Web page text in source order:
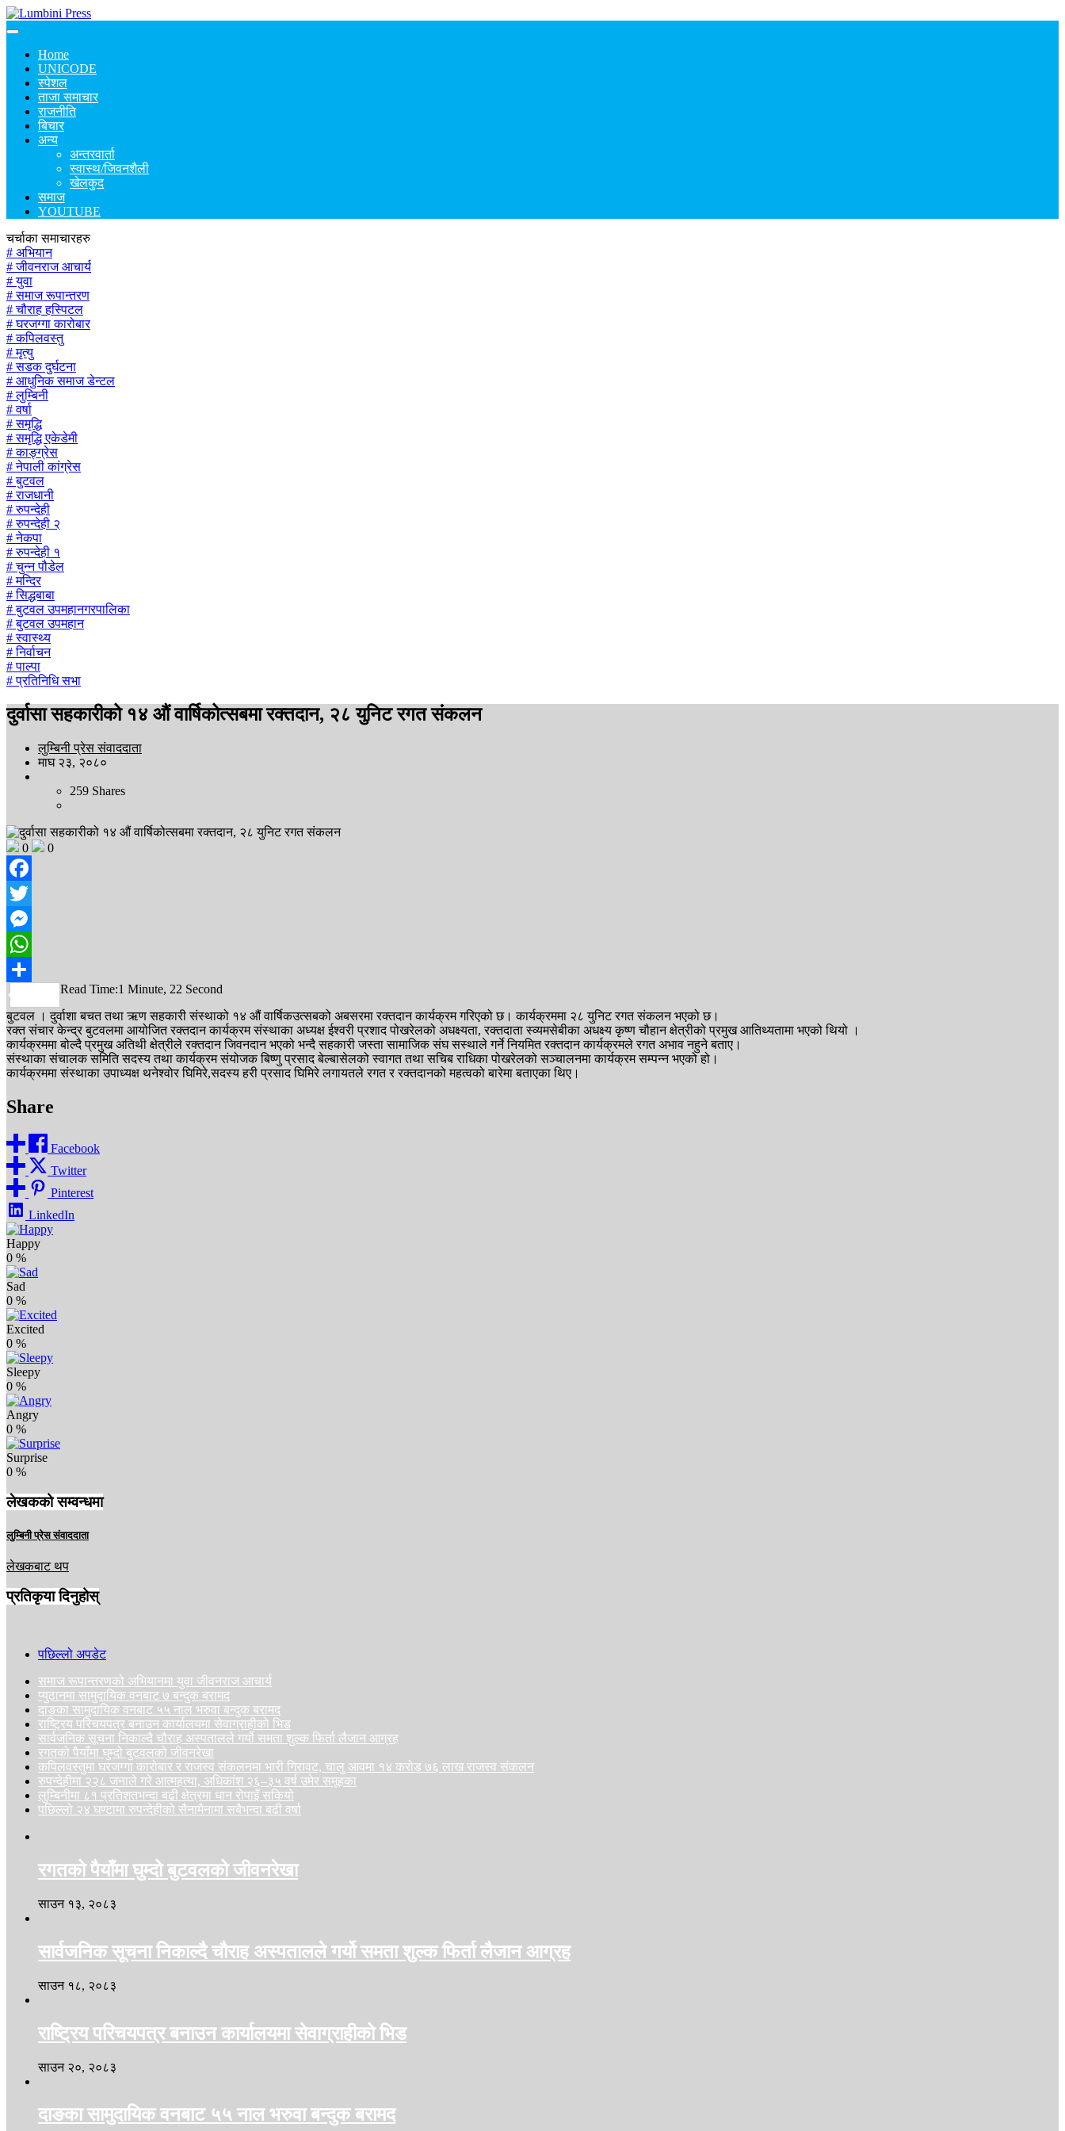
Home
UNICODE
स्पेशल
ताजा समाचार
राजनीति
बिचार
अन्य
अन्तरवार्ता
स्वास्थ/जिवनशैली
खेलकुद
समाज
YOUTUBE
चर्चाका समाचारहरु
# अभियान
# जीवनराज आचार्य
# युवा
# समाज रूपान्तरण
# चौराह हस्पिटल
# घरजग्गा कारोबार
# कपिलवस्तु
# मृत्यु
# सडक दुर्घटना
# आधुनिक समाज डेन्टल
# लुम्बिनी
# वर्षा
# समृद्धि
# समृद्धि एकेडेमी
# काङ्ग्रेस
# नेपाली कांग्रेस
# बुटवल
# राजधानी
# रुपन्देही
# रुपन्देही २
# नेकपा
# रुपन्देही १
# चुन्न पौडेल
# मन्दिर
# सिद्धबाबा
# बुटवल उपमहानगरपालिका
# बुटवल उपमहान
# स्वास्थ्य
# निर्वाचन
# पाल्पा
# प्रतिनिधि सभा
दुर्वासा सहकारीको १४ औं वार्षिकोत्सबमा रक्तदान, २८ युनिट रगत संकलन
लुम्बिनी प्रेस संवाददाता
माघ २३, २०८०
259 Shares
0 0
Facebook
Twitter
Messenger
WhatsApp
Share
Read Time:1 Minute, 22 Second
बुटवल । दुर्वाशा बचत तथा ऋण सहकारी संस्थाको १४ औं वार्षिकउत्सबको अबसरमा रक्तदान कार्यक्रम गरिएको छ। कार्यक्रममा २८ युनिट रगत संकलन भएको छ।
रक्त संचार केन्द्र बुटवलमा आयोजित रक्तदान कार्यक्रम संस्थाका अध्यक्ष ईश्वरी प्रशाद पोखरेलको अधक्ष्यता, रक्तदाता स्व्यमसेबीका अधक्ष्य कृष्ण चौहान क्षेत्रीको प्रमुख आतिथ्यतामा भएको थियो ।
कार्यक्रममा बोल्दै प्रमुख अतिथी क्षेत्रीले रक्तदान जिवनदान भएको भन्दै सहकारी जस्ता सामाजिक संघ सस्थाले गर्ने नियमित रक्तदान कार्यक्रमले रगत अभाव नहुने बताए।
संस्थाका संचालक समिति सदस्य तथा कार्यक्रम संयोजक बिष्णु प्रसाद बेल्बासेलको स्वागत तथा सचिब राधिका पोखरेलको सञ्चालनमा कार्यक्रम सम्पन्न भएको हो।
कार्यक्रममा संस्थाका उपाध्यक्ष थनेश्वोर घिमिरे,सदस्य हरी प्रसाद घिमिरे लगायतले रगत र रक्तदानको महत्वको बारेमा बताएका थिए।
Share
Facebook
Twitter
Pinterest
LinkedIn
Happy
0 %
Sad
0 %
Excited
0 %
Sleepy
0 %
Angry
0 %
Surprise
0 %
लेखकको सम्वन्धमा
लुम्बिनी प्रेस संवाददाता
लेखकबाट थप
प्रतिकृया दिनुहोस्
पछिल्लो अपडेट
समाज रूपान्तरणको अभियानमा युवा जीवनराज आचार्य
प्युठानमा सामुदायिक वनबाट ७ बन्दुक बरामद
दाङका सामुदायिक वनबाट ५५ नाल भरुवा बन्दुक बरामद
राष्ट्रिय परिचयपत्र बनाउन कार्यालयमा सेवाग्राहीको भिड
सार्वजनिक सूचना निकाल्दै चौराह अस्पतालले गर्यो समता शुल्क फिर्ता लैजान आग्रह
रगतको पैयाँमा घुम्दो बुटवलको जीवनरेखा
कपिलवस्तुमा घरजग्गा कारोबार र राजस्व संकलनमा भारी गिरावट, चालु आवमा १४ करोड ७६ लाख राजस्व संकलन
रुपन्देहीमा २२८ जनाले गरे आत्महत्या, अधिकांश २६–३५ वर्ष उमेर समूहका
लुम्बिनीमा ८१ प्रतिशतभन्दा बढी क्षेत्रमा धान रोपाइँ सकियो
पछिल्लो २४ घण्टामा रुपन्देहीको सैनामैनामा सबैभन्दा बढी वर्षा
रगतको पैयाँमा घुम्दो बुटवलको जीवनरेखा
साउन १३, २०८३
सार्वजनिक सूचना निकाल्दै चौराह अस्पतालले गर्यो समता शुल्क फिर्ता लैजान आग्रह
साउन १८, २०८३
राष्ट्रिय परिचयपत्र बनाउन कार्यालयमा सेवाग्राहीको भिड
साउन २०, २०८३
दाङका सामुदायिक वनबाट ५५ नाल भरुवा बन्दुक बरामद